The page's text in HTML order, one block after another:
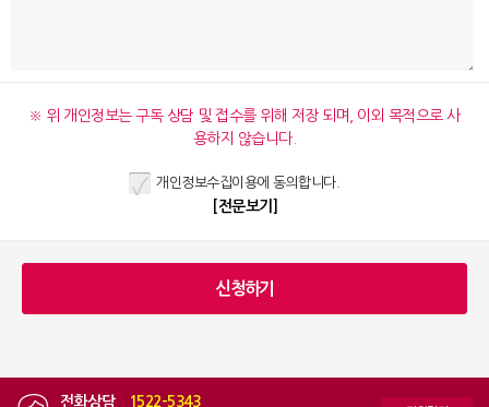
※ 위 개인정보는 구독 상담 및 접수를 위해 저장 되며, 이외 목적으로 사
용하지 않습니다.
개인정보수집이용에 동의합니다.
[전문보기]
전화상담 1522-5343